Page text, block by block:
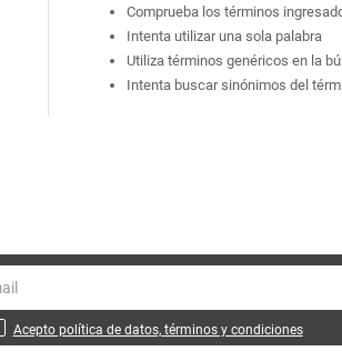
Comprueba los términos
Intenta utilizar una sola palabra
Utiliza términos genéricos en la
Intenta buscar sinónimos del
Acepto política de datos, términos y condiciones